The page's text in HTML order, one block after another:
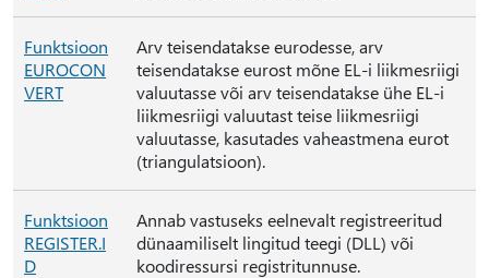
Funktsioon
EUROCON
VERT
Arv teisendatakse eurodesse, arv
teisendatakse eurost mõne EL-i liikmesriigi
valuutasse või arv teisendatakse ühe EL-i
liikmesriigi valuutast teise liikmesriigi
valuutasse, kasutades vaheastmena eurot
(triangulatsioon).
Funktsioon
REGISTER.I
D
Annab vastuseks eelnevalt registreeritud
dünaamiliselt lingitud teegi (DLL) või
koodiressursi registritunnuse.